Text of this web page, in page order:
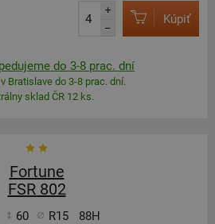
+
–
Kúpiť
do 3-8 prac. dní
Bratislave do 3-8 prac. dní.
sklad ČR 12 ks.
Fortune
FSR 802
60 R15 88H